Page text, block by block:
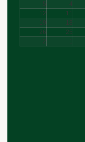
4
5
11
12
18
19
25
26
1
2